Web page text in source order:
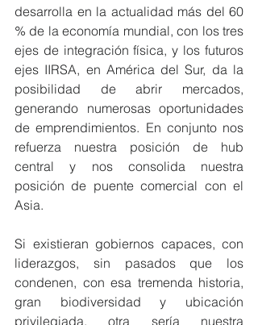
desarrolla en la actualidad más del 60
% de la economía mundial, con los tres
ejes de integración física, y los futuros
ejes IIRSA, en América del Sur, da la
posibilidad de abrir mercados,
generando numerosas oportunidades
de emprendimientos. En conjunto nos
refuerza nuestra posición de hub
central y nos consolida nuestra
posición de puente comercial con el
Asia.
Si existieran gobiernos capaces, con
liderazgos, sin pasados que los
condenen, con esa tremenda historia,
gran biodiversidad y ubicación
privilegiada, otra sería nuestra